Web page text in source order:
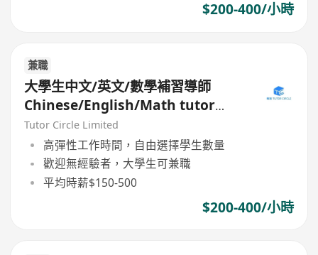
$200-400/小時
兼職
大學生中文/英文/數學補習導師
Chinese/English/Math tutor
(Part Time/Freelancer)
Tutor Circle Limited
高彈性工作時間，自由選擇學生數量
歡迎無經驗者，大學生可兼職
平均時薪$150-500
$200-400/小時